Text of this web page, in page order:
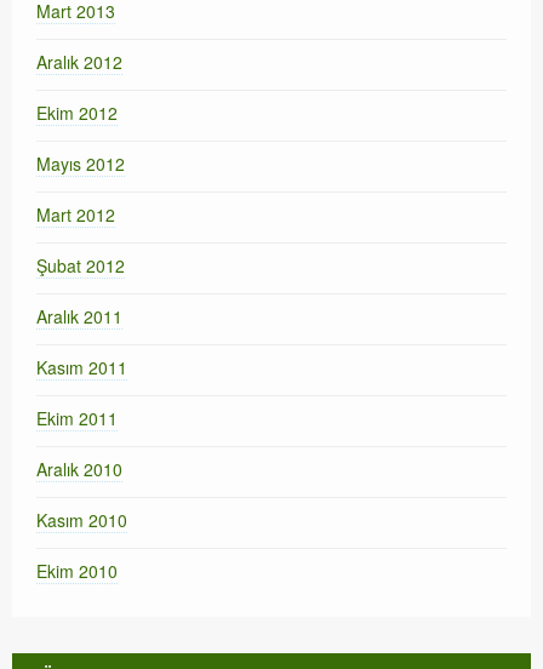
Mart 2013
Aralık 2012
Ekim 2012
Mayıs 2012
Mart 2012
Şubat 2012
Aralık 2011
Kasım 2011
Ekim 2011
Aralık 2010
Kasım 2010
Ekim 2010